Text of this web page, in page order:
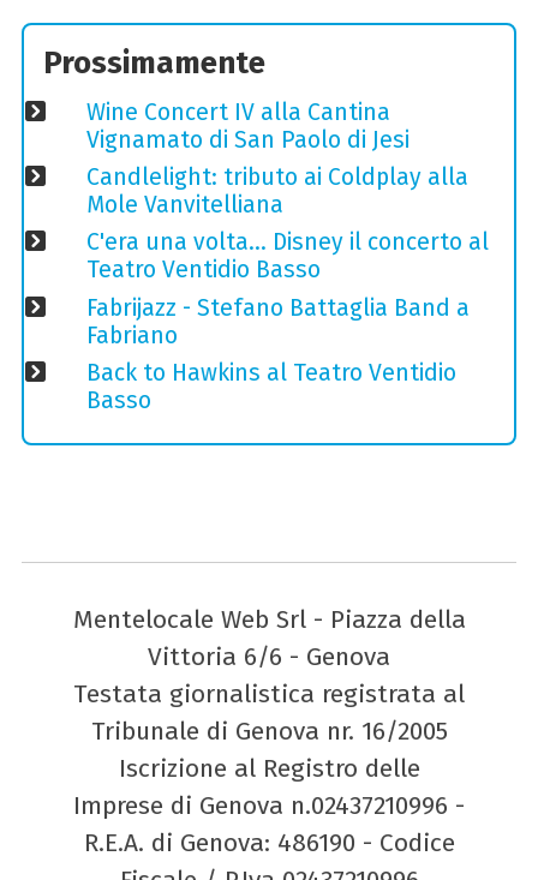
Prossimamente
Wine Concert IV alla Cantina
Vignamato di San Paolo di Jesi
Candlelight: tributo ai Coldplay alla
Mole Vanvitelliana
C'era una volta… Disney il concerto al
Teatro Ventidio Basso
Fabrijazz - Stefano Battaglia Band a
Fabriano
Back to Hawkins al Teatro Ventidio
Basso
Mentelocale Web Srl - Piazza della
Vittoria 6/6 - Genova
Testata giornalistica registrata al
Tribunale di Genova nr. 16/2005
Iscrizione al Registro delle
Imprese di Genova n.02437210996 -
R.E.A. di Genova: 486190 - Codice